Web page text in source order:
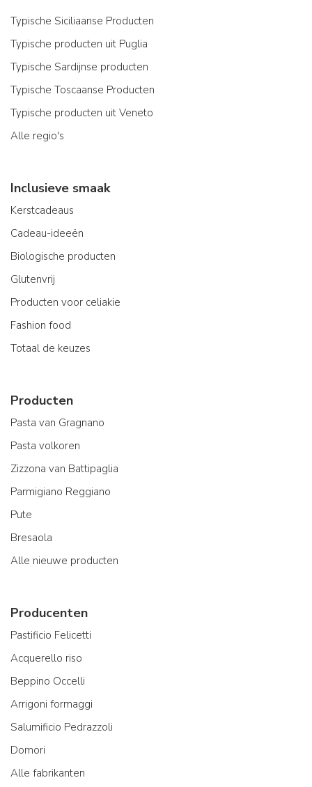
Typische Siciliaanse Producten
Typische producten uit Puglia
Typische Sardijnse producten
Typische Toscaanse Producten
Typische producten uit Veneto
Alle regio's
Inclusieve smaak
Kerstcadeaus
Cadeau-ideeën
Biologische producten
Glutenvrij
Producten voor celiakie
Fashion food
Totaal de keuzes
Producten
Pasta van Gragnano
Pasta volkoren
Zizzona van Battipaglia
Parmigiano Reggiano
Pute
Bresaola
Alle nieuwe producten
Producenten
Pastificio Felicetti
Acquerello riso
Beppino Occelli
Arrigoni formaggi
Salumificio Pedrazzoli
Domori
Alle fabrikanten